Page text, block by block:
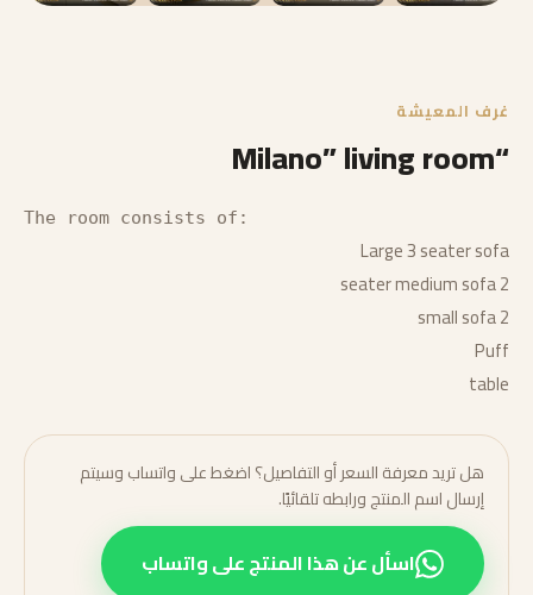
غرف المعيشة
“Milano” living room
Large 3 seater sofa
2 seater medium sofa
2 small sofa
Puff
table
هل تريد معرفة السعر أو التفاصيل؟ اضغط على واتساب وسيتم
إرسال اسم المنتج ورابطه تلقائيًا.
اسأل عن هذا المنتج على واتساب